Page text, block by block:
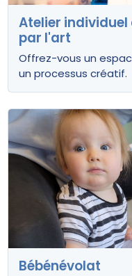
Atelier
par l'art
Offrez-vous un
un processus créatif.
Bébénévolat